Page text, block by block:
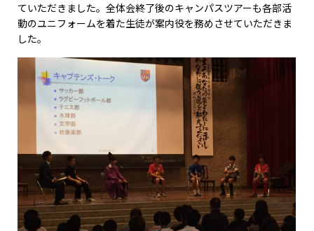
ていただきました。全体会終了後のキャンパスツアーも各部活
動のユニフォームを着た生徒が案内役を務めさせていただきま
した。